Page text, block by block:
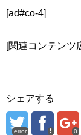
[ad#co-4]
[関連コンテンツ
シェアする
error 0